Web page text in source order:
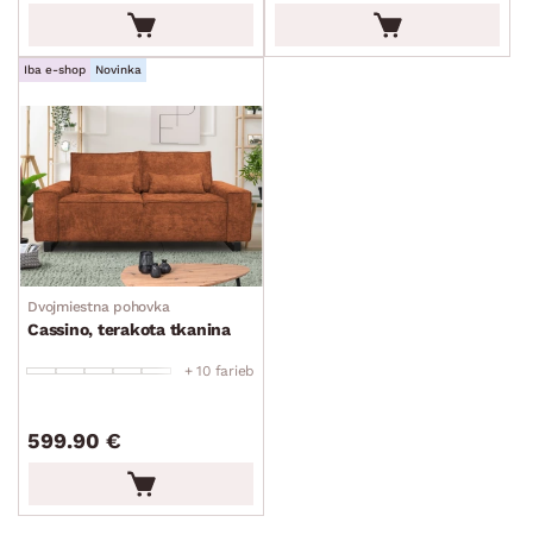
Iba e-shop Novinka
Dvojmiestna pohovka
Cassino, terakota tkanina
+ 10 farieb
599.90 €